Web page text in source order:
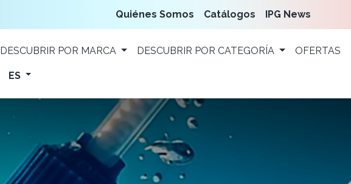
Quiénes Somos Catálogos IPG News
DESCUBRIR POR MARCA DESCUBRIR POR CATEGORÍA OFERTAS
ES